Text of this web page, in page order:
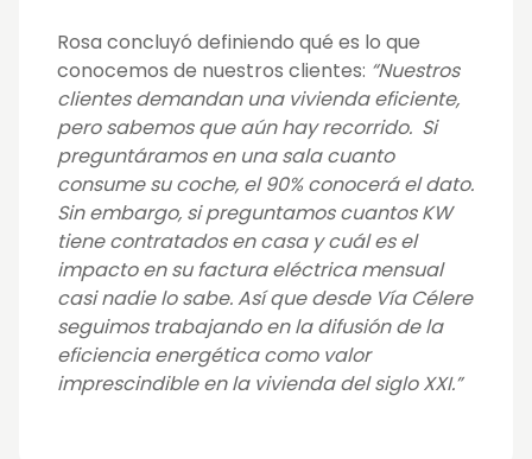
Rosa concluyó definiendo qué es lo que
conocemos de nuestros clientes: “Nuestros
clientes demandan una vivienda eficiente,
pero sabemos que aún hay recorrido. Si
preguntáramos en una sala cuanto
consume su coche, el 90% conocerá el dato.
Sin embargo, si preguntamos cuantos KW
tiene contratados en casa y cuál es el
impacto en su factura eléctrica mensual
casi nadie lo sabe. Así que desde Vía Célere
seguimos trabajando en la difusión de la
eficiencia energética como valor
imprescindible en la vivienda del siglo XXI.”